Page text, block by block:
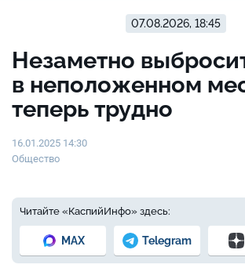
07.08.2026, 18:45
Незаметно
в неположенном
теперь трудно
16.01.2025 14:30
Общество
Читайте «КаспийИнфо» здесь:
MAX Telegram